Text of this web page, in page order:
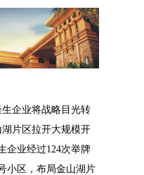
企业将战略⽬光转
⽚区拉开⼤规模开
企业经过124次举牌
⼩区，布局⾦⼭湖⽚